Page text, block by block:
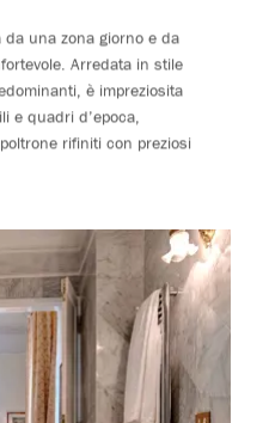
da una zona giorno e da
Arredata in stile
è impreziosita
e quadri d’epoca,
rifiniti con preziosi